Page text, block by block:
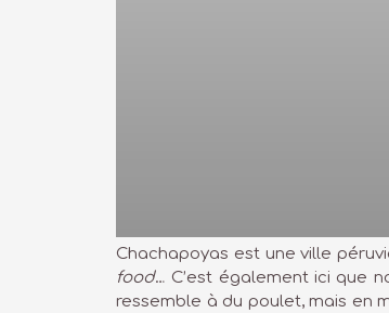
Chachapoyas est une ville
food… C’est également ici que
ressemble à du poulet, mais en